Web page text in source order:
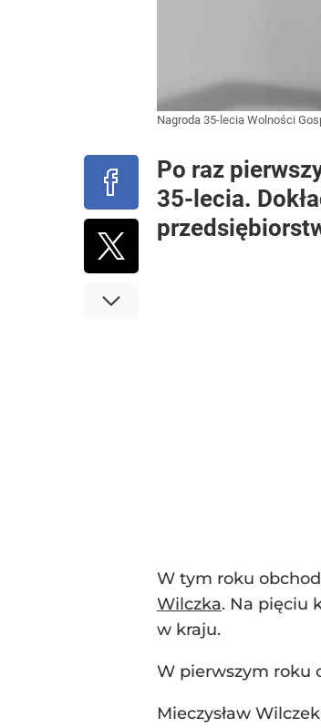
Nagroda 35-lecia Wolności
Po raz
35-lecia.
W tym roku
Wilczka. Na pięciu
w kraju.
W pierwszym roku
Mieczysław